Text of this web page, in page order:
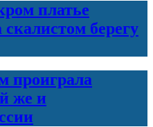
платье
берегу
проиграла
же и